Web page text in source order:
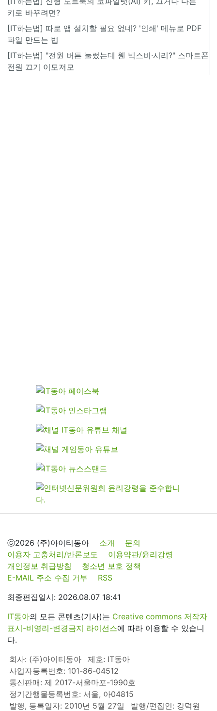
키로 바꾸려면?
[IT하는법] 따로 앱 설치할 필요 없네? '인쇄' 메뉴로 PDF
파일 만드는 법
[IT하는법] "전원 버튼 눌렀는데 웬 빅스비·시리?" 스마트폰
전원 끄기 이모저모
ⓒ2026 (주)아이티동아 소개
문의
이용자 고충처리/반론보도
이용약관/윤리강령
개인정보 취급방침
청소년 보호 정책
E-MAIL 주소 수집 거부
RSS
최종편집일시: 2026.08.07 18:41
IT동아의 모든 콘텐츠(기사)는 Creative commons 저작자
표시-비영리-변경금지 라이선스에 따라 이용할 수 있습니
다.
회사: (주)아이티동아
제호: IT동아
사업자등록번호: 101-86-04512
통신판매: 제 2017-서울마포-1990호
정기간행물등록번호: 서울, 아04815
발행, 등록일자: 2010년 5월 27일
발행/편집인: 강덕원